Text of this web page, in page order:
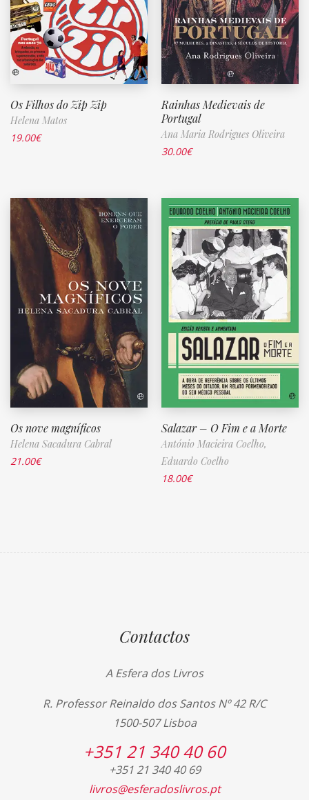
Os Filhos do Zip Zip
Helena Matos
19.00€
Rainhas Medievais de
Portugal
Ana Maria Rodrigues Oliveira
30.00€
Os nove magníficos
Helena Sacadura Cabral
21.00€
Salazar – O Fim e a Morte
António Macieira Coelho,
Eduardo Coelho
18.00€
Contactos
A Esfera dos Livros
R. Professor Reinaldo dos Santos Nº 42 R/C
1500-507 Lisboa
+351 21 340 40 60
+351 21 340 40 69
livros@esferadoslivros.pt